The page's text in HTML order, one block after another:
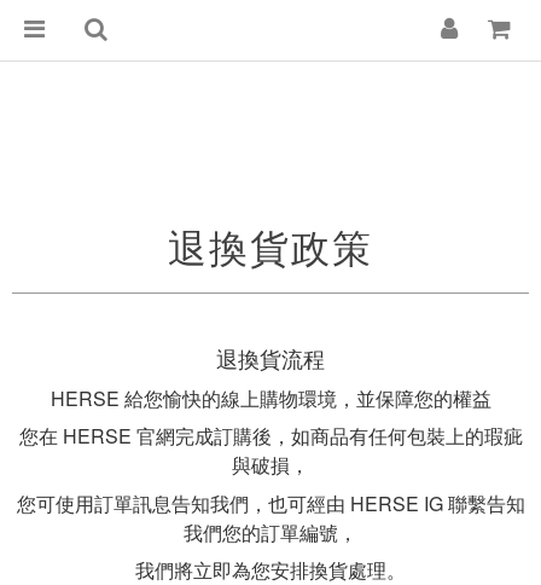
退換貨政策
退換貨流程
HERSE 給您愉快的線上購物環境，並保障您的權益
您在 HERSE 官網完成訂購後，如商品有任何包裝上的瑕疵
與破損，
您可使用訂單訊息告知我們，也可經由 HERSE IG 聯繫告知
我們您的訂單編號，
我們將立即為您安排換貨處理。